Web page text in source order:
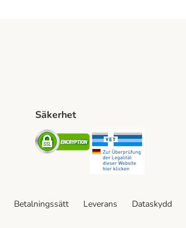
Säkerhet
Security
Betalningssätt Leverans Dataskydd